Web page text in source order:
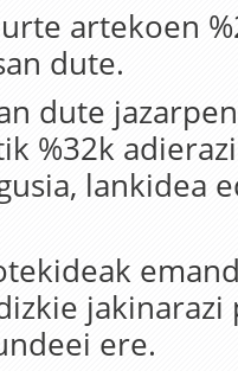
artekoen
dute.
jazarpen
%32k
lankidea
jakinarazi
ere.